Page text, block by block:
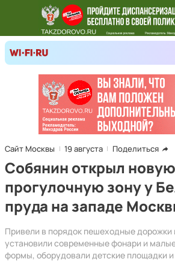
Сайт Москвы 19 августа Поделиться
Собянин открыл новую
прогулочную зону у
пруда на западе
Привели в порядок пешеходные дорожки
установили современные фонари и
формы, оборудовали детские площадки и